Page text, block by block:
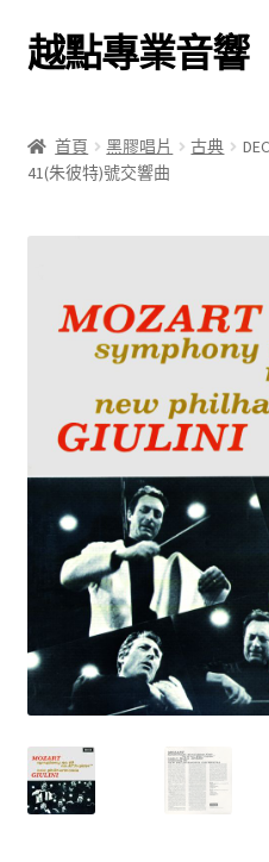
跳
至
覽
列
跳
至
要
內
越點專業音響
商店
關於我們
我的帳號
購物車
首頁 黑膠唱片 古典
41(朱彼特)號交響曲